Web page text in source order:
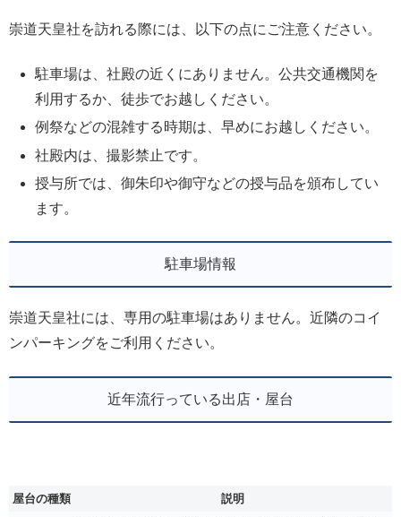
崇道天皇社を訪れる際には、以下の点にご注意ください。
駐車場は、社殿の近くにありません。公共交通機関を
利用するか、徒歩でお越しください。
例祭などの混雑する時期は、早めにお越しください。
社殿内は、撮影禁止です。
授与所では、御朱印や御守などの授与品を頒布してい
ます。
駐車場情報
崇道天皇社には、専用の駐車場はありません。近隣のコイ
ンパーキングをご利用ください。
近年流行っている出店・屋台
屋台の種類 説明